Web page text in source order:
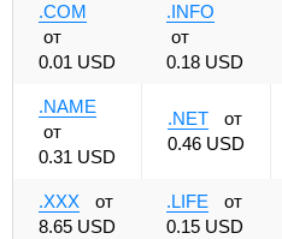
.COM
от
0.01 USD
.INFO
от
0.18 USD
.NAME
от
0.31 USD
.NET
от
0.46 USD
.XXX
от
8.65 USD
.LIFE
от
0.15 USD